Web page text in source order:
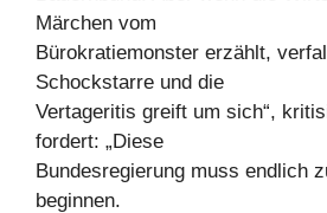
Märchen vom
Bürokratiemonster erzählt,
Schockstarre und die
Vertageritis greift um sich“,
fordert: „Diese
Bundesregierung muss endlich
beginnen.